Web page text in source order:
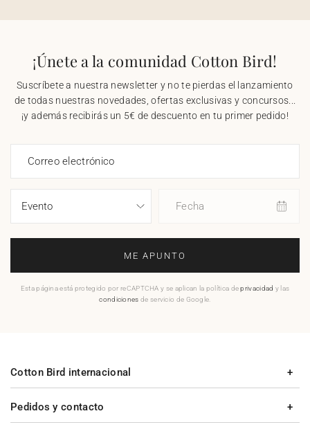
¡Únete a la comunidad Cotton Bird!
Suscríbete a nuestra newsletter y no te pierdas el lanzamiento
de todas nuestras novedades, ofertas exclusivas y concursos...
¡y además recibirás un 5€ de descuento en tu primer pedido!
Correo electrónico
Fecha
ME APUNTO
Esta página está protegido por reCAPTCHA y se aplican la política deprivacidad y las
condiciones de servicio de Google.
Pedidos y contacto
Cotton Bird internacional